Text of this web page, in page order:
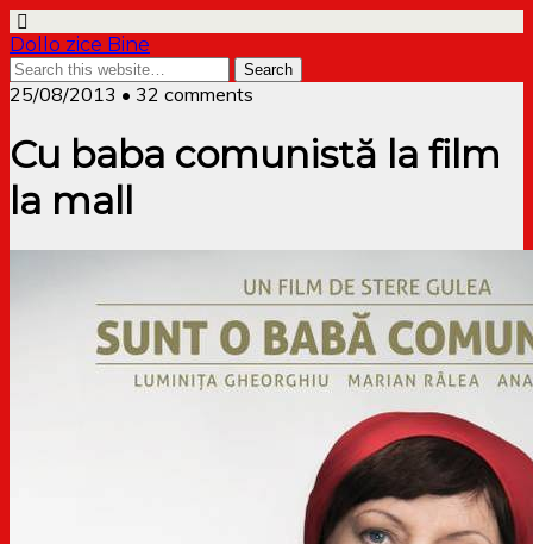
Dollo zice Bine
25/08/2013 • 32 comments
Cu baba comunistă la film
la mall